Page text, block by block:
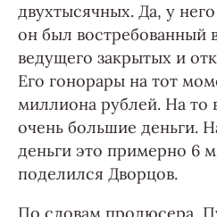
двухтысячных. Да, у
он был востребованный
ведущего закрытых и
Его гонорары на тот
миллиона рублей. На то
очень большие деньги.
деньги это примерно 6
поделился Дворцов.